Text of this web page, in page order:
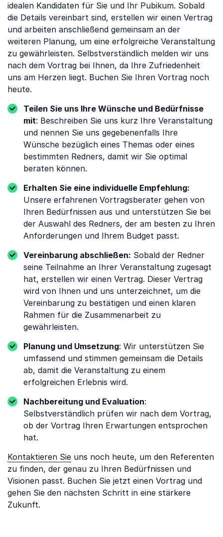
idealen Kandidaten für Sie und Ihr Pubikum. Sobald
die Details vereinbart sind, erstellen wir einen Vertrag
und arbeiten anschließend gemeinsam an der
weiteren Planung, um eine erfolgreiche Veranstaltung
zu gewährleisten. Selbstverständlich melden wir uns
nach dem Vortrag bei Ihnen, da Ihre Zufriedenheit
uns am Herzen liegt. Buchen Sie Ihren Vortrag noch
heute.
Teilen Sie uns Ihre Wünsche und Bedürfnisse
mit: Beschreiben Sie uns kurz Ihre Veranstaltung
und nennen Sie uns gegebenenfalls Ihre
Wünsche bezüglich eines Themas oder eines
bestimmten Redners, damit wir Sie optimal
beraten können.
Erhalten Sie eine individuelle Empfehlung:
Unsere erfahrenen Vortragsberater gehen von
Ihren Bedürfnissen aus und unterstützen Sie bei
der Auswahl des Redners, der am besten zu Ihren
Anforderungen und Ihrem Budget passt.
Vereinbarung abschließen: Sobald der Redner
seine Teilnahme an Ihrer Veranstaltung zugesagt
hat, erstellen wir einen Vertrag. Dieser Vertrag
wird von Ihnen und uns unterzeichnet, um die
Vereinbarung zu bestätigen und einen klaren
Rahmen für die Zusammenarbeit zu
gewährleisten.
Planung und Umsetzung: Wir unterstützen Sie
umfassend und stimmen gemeinsam die Details
ab, damit die Veranstaltung zu einem
erfolgreichen Erlebnis wird.
Nachbereitung und Evaluation:
Selbstverständlich prüfen wir nach dem Vortrag,
ob der Vortrag Ihren Erwartungen entsprochen
hat.
Kontaktieren Sie uns noch heute, um den Referenten
zu finden, der genau zu Ihren Bedürfnissen und
Visionen passt. Buchen Sie jetzt einen Vortrag und
gehen Sie den nächsten Schritt in eine stärkere
Zukunft.